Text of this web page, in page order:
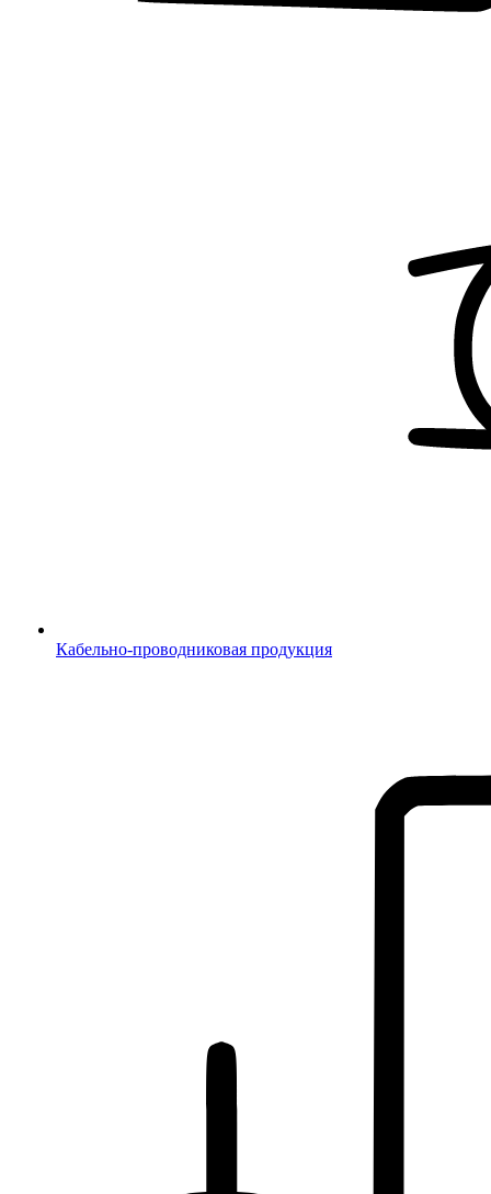
Кабельно-проводниковая продукция